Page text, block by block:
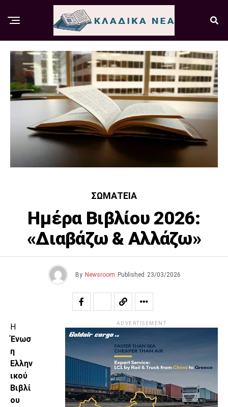
ΣΩΜΑΤΕΊΑ
Ημέρα Βιβλίου 2026:
«Διαβάζω & Αλλάζω»
By Newsroom Published 23/03/2026
Η
Ένωσ
η
Ελλην
ικού
Βιβλί
ου
ADVERTISEMENT